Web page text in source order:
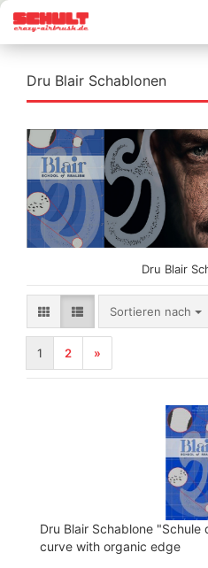
Dru Blair Schablonen
Dru Blair
Sortieren nach
Sortieren nach
1 2 »
Dru Blair Schablone "Schule
curve with organic edge